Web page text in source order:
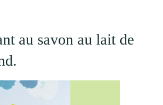
au savon au lait de